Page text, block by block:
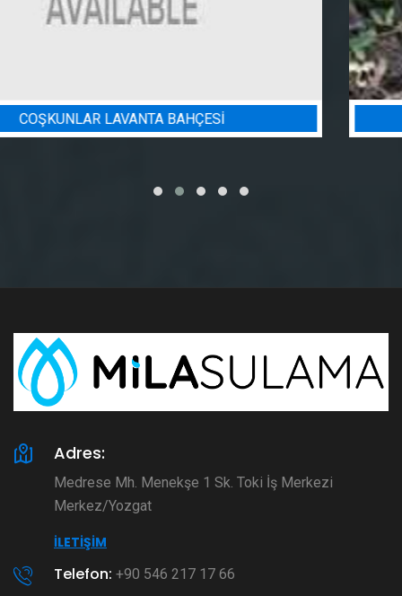
BADEM BAHÇESI SULAMA PROJESI
Adres:
Medrese Mh. Menekşe 1 Sk. Toki İş Merkezi
Merkez/Yozgat
İLETIŞIM
Telefon: +90 546 217 17 66